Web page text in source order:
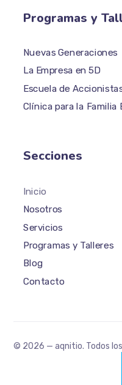
Programas y
Nuevas Generaciones
La Empresa en 5D
Escuela de
Clínica para la Familia
Secciones
Inicio
Nosotros
Servicios
Programas y Talleres
Blog
Contacto
© 2026 — aqnitio. Todos